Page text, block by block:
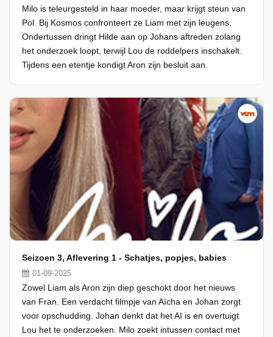
Milo is teleurgesteld in haar moeder, maar krijgt steun van
Pol. Bij Kosmos confronteert ze Liam met zijn leugens.
Ondertussen dringt Hilde aan op Johans aftreden zolang
het onderzoek loopt, terwijl Lou de roddelpers inschakelt.
Tijdens een etentje kondigt Aron zijn besluit aan.
Seizoen 3, Aflevering 1 - Schatjes, popjes, babies
01-09-2025
Zowel Liam als Aron zijn diep geschokt door het nieuws
van Fran. Een verdacht filmpje van Aïcha en Johan zorgt
voor opschudding. Johan denkt dat het AI is en overtuigt
Lou het te onderzoeken. Milo zoekt intussen contact met